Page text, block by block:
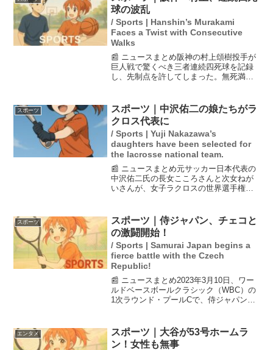
なものでし...
球の波乱
/ Sports | Hanshin’s Murakami
Faces a Twist with Consecutive
Walks
📰 ニュースまとめ阪神の村上頌樹投手が
巨人戦で驚くべき三者連続四死球を記録
し、先制点を許してしまった。無死満塁
べ、次回に向けての意気込みを語った。
精密機械と称される彼...
スポーツ
スポーツ｜中沢佑二の娘たちがラ
クロス代表に
/ Sports | Yuji Nakazawa’s
daughters have been selected for
the lacrosse national team.
📰 ニュースまとめ元サッカー日本代表の
中沢佑二氏の長女こころさんと次女ねが
いさんが、女子ラクロスの世界選手権代
重要な一歩であり、ラクロスがオリンピ
ックに復帰するのは...
スポーツ
スポーツ｜侍ジャパン、チェコと
の激闘開始！
/ Sports | Samurai Japan begins a
fierce battle with the Czech
Republic!
📰 ニュースまとめ2023年3月10日、ワー
ルドベースボールクラシック（WBC）の
1次ラウンド・プールCで、侍ジャパンが
WBCは世界的な野球人気を高める重要な
大会であり...
エンタメ
スポーツ｜大谷が53号ホームラ
ン！女性も無事